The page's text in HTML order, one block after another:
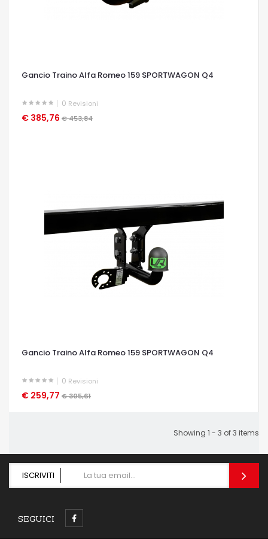
Gancio Traino Alfa Romeo 159 SPORTWAGON Q4
0 Revisioni
€ 385,76 € 453,84
OCCHIATA VELOCE
Gancio Traino Alfa Romeo 159 SPORTWAGON Q4
0 Revisioni
€ 259,77 € 305,61
OCCHIATA VELOCE
Showing 1 - 3 of 3 items
ISCRIVITI
SEGUICI